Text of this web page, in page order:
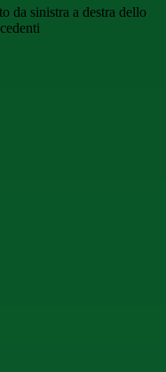
da sinistra a destra dello